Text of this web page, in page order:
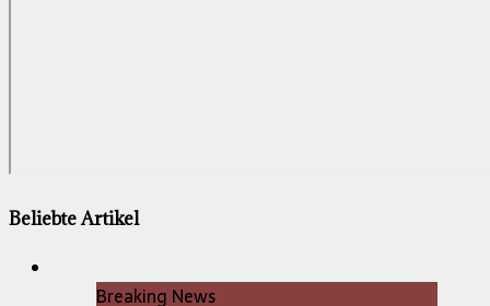
Beliebte Artikel
Breaking News